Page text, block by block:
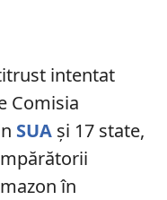
intentat
Comisia
SUAși 17 state,
în